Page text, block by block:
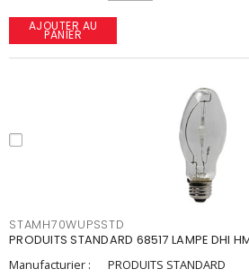
AJOUTER AU
PANIER
STAMH70WUPSSTD
PRODUITS STANDARD 68517 LAMPE DHI
Manufacturier :
PRODUITS STANDARD